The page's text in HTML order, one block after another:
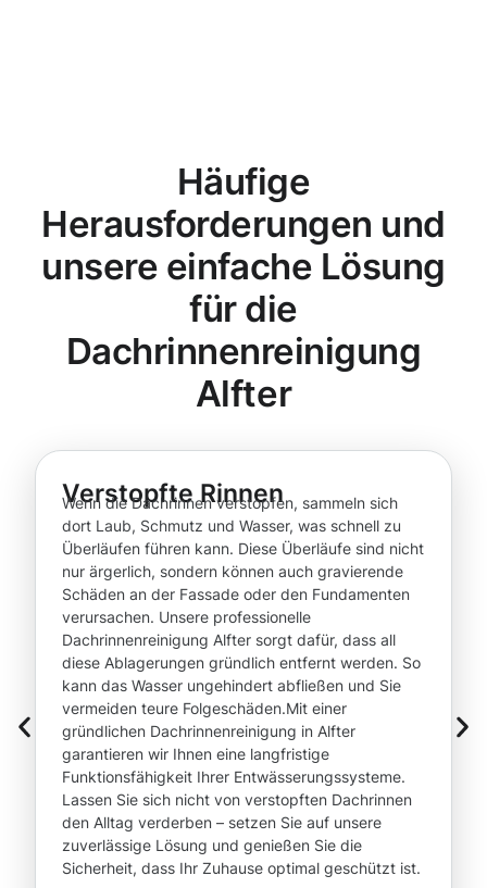
Häufige
Herausforderungen und
unsere einfache Lösung
für die
Dachrinnenreinigung
Alfter
Verstopfte Rinnen
Wenn die Dachrinnen verstopfen, sammeln sich
dort Laub, Schmutz und Wasser, was schnell zu
Überläufen führen kann. Diese Überläufe sind nicht
nur ärgerlich, sondern können auch gravierende
Schäden an der Fassade oder den Fundamenten
verursachen. Unsere professionelle
Dachrinnenreinigung Alfter sorgt dafür, dass all
diese Ablagerungen gründlich entfernt werden. So
kann das Wasser ungehindert abfließen und Sie
vermeiden teure Folgeschäden.Mit einer
gründlichen Dachrinnenreinigung in Alfter
garantieren wir Ihnen eine langfristige
Funktionsfähigkeit Ihrer Entwässerungssysteme.
Lassen Sie sich nicht von verstopften Dachrinnen
den Alltag verderben – setzen Sie auf unsere
zuverlässige Lösung und genießen Sie die
Sicherheit, dass Ihr Zuhause optimal geschützt ist.